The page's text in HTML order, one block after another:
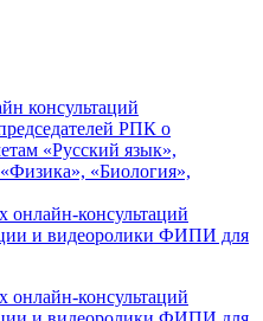
консультаций
РПК о
«Русский язык»,
«Биология»,
консультаций
и видеоролики ФИПИ для
консультаций